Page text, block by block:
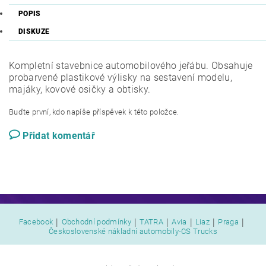
POPIS
DISKUZE
Kompletní stavebnice automobilového jeřábu. Obsahuje
probarvené plastikové výlisky na sestavení modelu,
majáky, kovové osičky a obtisky.
Buďte první, kdo napíše příspěvek k této položce.
Přidat komentář
Facebook | Obchodní podmínky | TATRA | Avia | Liaz | Praga |
Československé nákladní automobily-CS Trucks